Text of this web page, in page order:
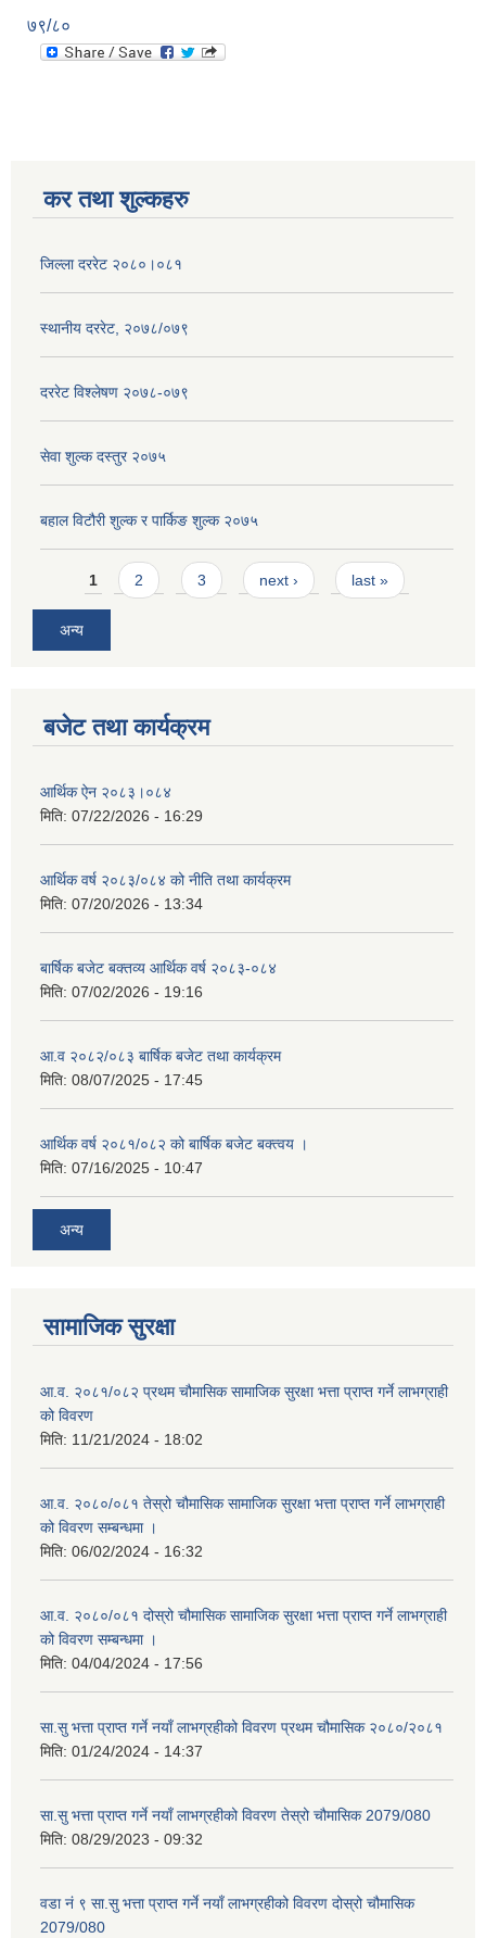
७९/८०
कर तथा शुल्कहरु
जिल्ला दररेट २०८०।०८१
स्थानीय दररेट, २०७८/०७९
दररेट विश्लेषण २०७८-०७९
सेवा शुल्क दस्तुर २०७५
बहाल विटौरी शुल्क र पार्किङ शुल्क २०७५
Pages
1 2 3 next › last »
अन्य
बजेट तथा कार्यक्रम
आर्थिक ऐन २०८३।०८४
मिति: 07/22/2026 - 16:29
आर्थिक वर्ष २०८३/०८४ को नीति तथा कार्यक्रम
मिति: 07/20/2026 - 13:34
बार्षिक बजेट बक्तव्य आर्थिक वर्ष २०८३-०८४
मिति: 07/02/2026 - 19:16
आ.व २०८२/०८३ बार्षिक बजेट तथा कार्यक्रम
मिति: 08/07/2025 - 17:45
आर्थिक वर्ष २०८१/०८२ को बार्षिक बजेट बक्त्वय ।
मिति: 07/16/2025 - 10:47
अन्य
सामाजिक सुरक्षा
आ.व. २०८१/०८२ प्रथम चौमासिक सामाजिक सुरक्षा भत्ता प्राप्त गर्ने लाभग्राही
को विवरण
मिति: 11/21/2024 - 18:02
आ.व. २०८०/०८१ तेस्रो चौमासिक सामाजिक सुरक्षा भत्ता प्राप्त गर्ने लाभग्राही
को विवरण सम्बन्धमा ।
मिति: 06/02/2024 - 16:32
आ.व. २०८०/०८१ दोस्रो चौमासिक सामाजिक सुरक्षा भत्ता प्राप्त गर्ने लाभग्राही
को विवरण सम्बन्धमा ।
मिति: 04/04/2024 - 17:56
सा.सु भत्ता प्राप्त गर्ने नयाँ लाभग्रहीको विवरण प्रथम चौमासिक २०८०/२०८१
मिति: 01/24/2024 - 14:37
सा.सु भत्ता प्राप्त गर्ने नयाँ लाभग्रहीको विवरण तेस्रो चौमासिक 2079/080
मिति: 08/29/2023 - 09:32
वडा नं ९ सा.सु भत्ता प्राप्त गर्ने नयाँ लाभग्रहीको विवरण दोस्रो चौमासिक
2079/080